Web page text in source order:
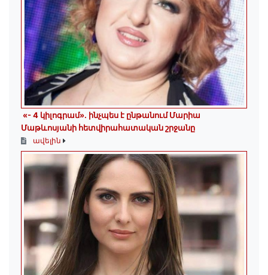
«- 4 կիլոգրամ». ինչպես է ընթանում Մարիա
Մաթևոսյանի հետվիրահատական շրջանը
ավելին